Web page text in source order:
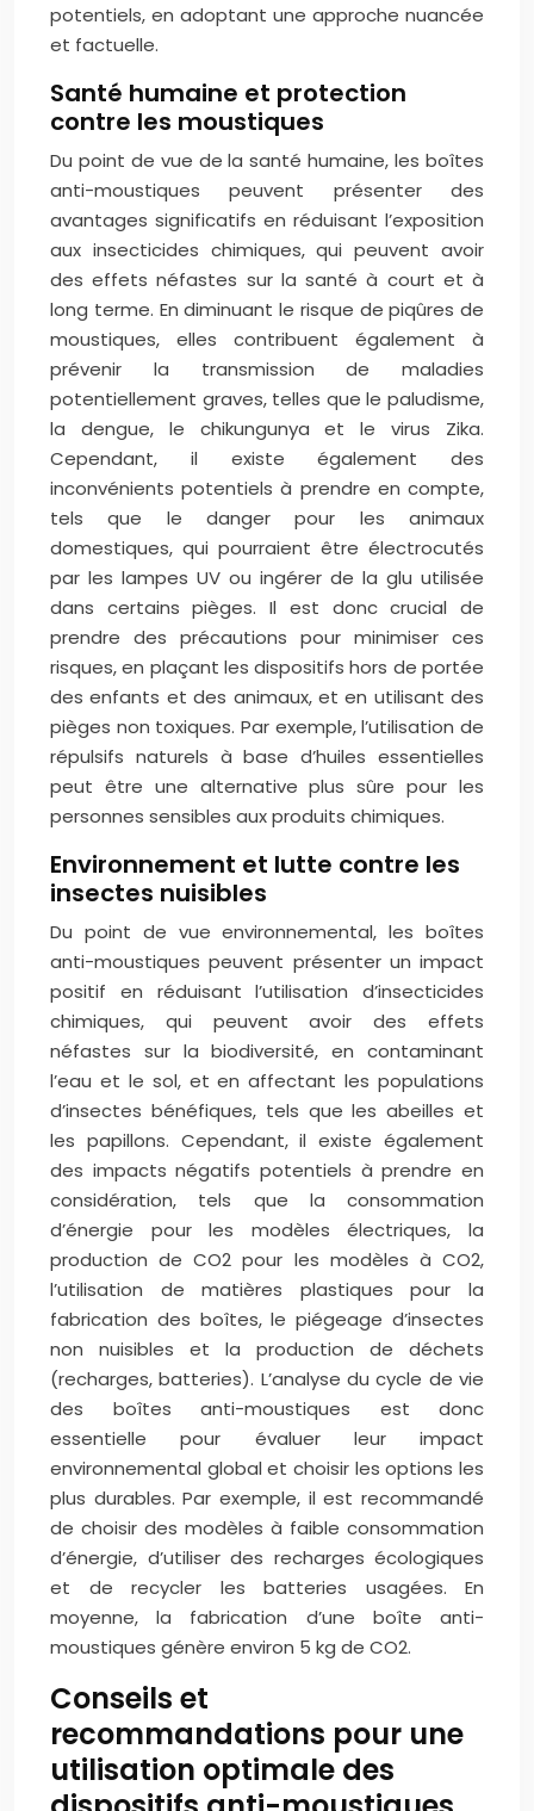
potentiels, en adoptant une approche nuancée
et factuelle.
Santé humaine et protection
contre les moustiques
Du point de vue de la santé humaine, les boîtes
anti-moustiques peuvent présenter des
avantages significatifs en réduisant l’exposition
aux insecticides chimiques, qui peuvent avoir
des effets néfastes sur la santé à court et à
long terme. En diminuant le risque de piqûres de
moustiques, elles contribuent également à
prévenir la transmission de maladies
potentiellement graves, telles que le paludisme,
la dengue, le chikungunya et le virus Zika.
Cependant, il existe également des
inconvénients potentiels à prendre en compte,
tels que le danger pour les animaux
domestiques, qui pourraient être électrocutés
par les lampes UV ou ingérer de la glu utilisée
dans certains pièges. Il est donc crucial de
prendre des précautions pour minimiser ces
risques, en plaçant les dispositifs hors de portée
des enfants et des animaux, et en utilisant des
pièges non toxiques. Par exemple, l’utilisation de
répulsifs naturels à base d’huiles essentielles
peut être une alternative plus sûre pour les
personnes sensibles aux produits chimiques.
Environnement et lutte contre les
insectes nuisibles
Du point de vue environnemental, les boîtes
anti-moustiques peuvent présenter un impact
positif en réduisant l’utilisation d’insecticides
chimiques, qui peuvent avoir des effets
néfastes sur la biodiversité, en contaminant
l’eau et le sol, et en affectant les populations
d’insectes bénéfiques, tels que les abeilles et
les papillons. Cependant, il existe également
des impacts négatifs potentiels à prendre en
considération, tels que la consommation
d’énergie pour les modèles électriques, la
production de CO2 pour les modèles à CO2,
l’utilisation de matières plastiques pour la
fabrication des boîtes, le piégeage d’insectes
non nuisibles et la production de déchets
(recharges, batteries). L’analyse du cycle de vie
des boîtes anti-moustiques est donc
essentielle pour évaluer leur impact
environnemental global et choisir les options les
plus durables. Par exemple, il est recommandé
de choisir des modèles à faible consommation
d’énergie, d’utiliser des recharges écologiques
et de recycler les batteries usagées. En
moyenne, la fabrication d’une boîte anti-
moustiques génère environ 5 kg de CO2.
Conseils et
recommandations pour une
utilisation optimale des